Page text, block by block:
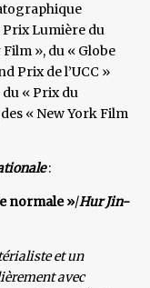
Prix Lumière du
», du « Globe
Prix de l’UCC »
du « Prix du
« New York Film
:
normale »/Hur Jin-
et un
avec